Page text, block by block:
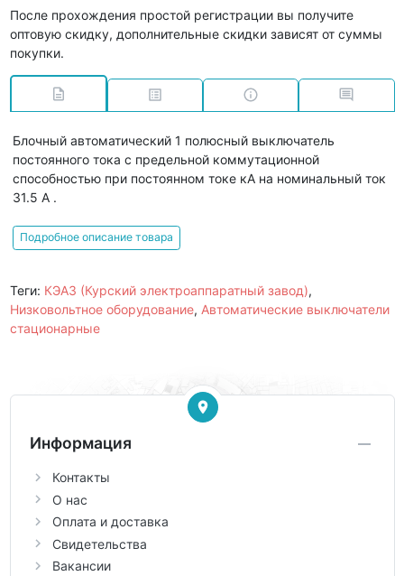
После прохождения простой регистрации вы получите
оптовую скидку, дополнительные скидки зависят от суммы
покупки.
Блочный автоматический 1 полюсный выключатель
постоянного тока с предельной коммутационной
способностью при постоянном токе кА на номинальный ток
31.5 А .
Подробное описание товара
Теги: КЭАЗ (Курский электроаппаратный завод),
Низковольтное оборудование, Автоматические выключатели
стационарные
Информация
Контакты
О нас
Оплата и доставка
Свидетельства
Вакансии